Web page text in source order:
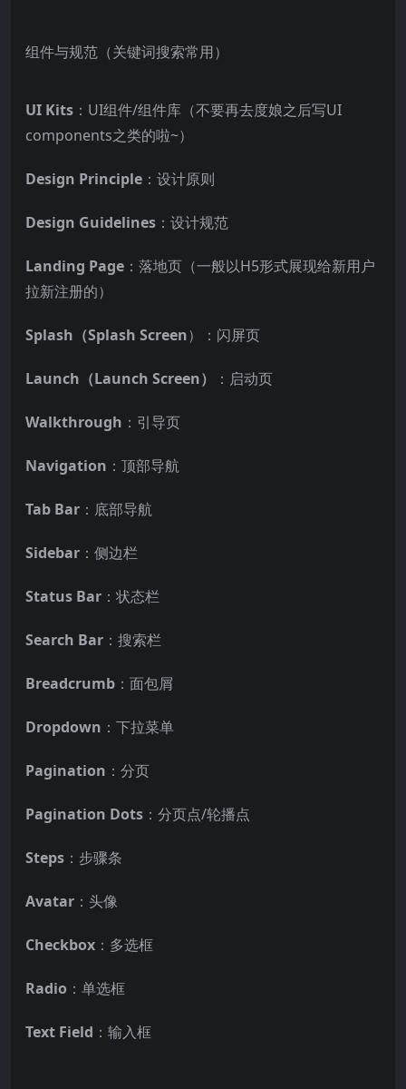
组件与规范（关键词搜索常用）
UI Kits ：UI组件/组件库（不要再去度娘之后写UI
components之类的啦~）
Design Principle ：设计原则
Design Guidelines ：设计规范
Landing Page ：落地页（一般以H5形式展现给新用户
拉新注册的）
Splash（Splash Screen）：闪屏页
Launch（Launch Screen） ：启动页
Walkthrough ：引导页
Navigation ：顶部导航
Tab Bar ：底部导航
Sidebar ：侧边栏
Status Bar ：状态栏
Search Bar ：搜索栏
Breadcrumb ：面包屑
Dropdown ：下拉菜单
Pagination ：分页
Pagination Dots ：分页点/轮播点
Steps ：步骤条
Avatar ：头像
Checkbox ：多选框
Radio ：单选框
Text Field ：输入框